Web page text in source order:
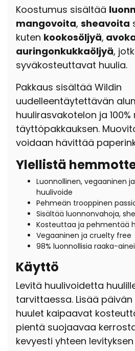
Koostumus sisältää
mangovoita, sheavoita
kuten kookosöljyä,
auringonkukkaöljyä,
syväkosteuttavat huulia.
Pakkaus sisältää Wildin
uudelleentäytettävän
huulirasvakotelon ja
täyttöpakkauksen.
voidaan hävittää
Ylellistä
Luonnollinen, vegaaninen
huulivoide
Pehmeän trooppinen
Sisältää luonnonvahoja,
Kosteuttaa ja pehmentää
Vegaaninen ja cruelty free
98% luonnollisia raaka-
Käyttö
Levitä huulivoidetta
tarvittaessa. Lisää
huulet kaipaavat
pientä suojaavaa
kevyesti yhteen